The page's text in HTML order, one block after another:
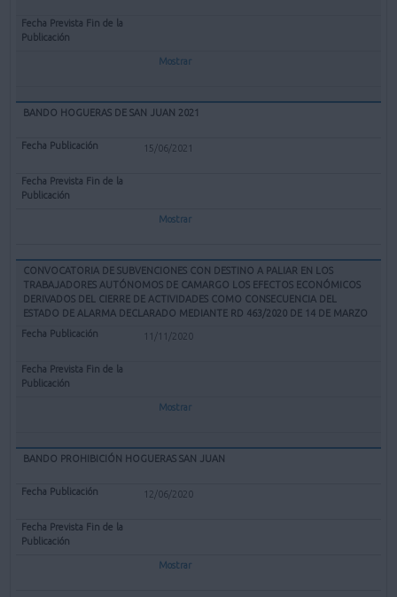
Mostrar
BANDO HOGUERAS DE SAN JUAN 2021
15/06/2021
Mostrar
CONVOCATORIA DE SUBVENCIONES CON DESTINO A PALIAR EN LOS
TRABAJADORES AUTÓNOMOS DE CAMARGO LOS EFECTOS ECONÓMICOS
DERIVADOS DEL CIERRE DE ACTIVIDADES COMO CONSECUENCIA DEL
ESTADO DE ALARMA DECLARADO MEDIANTE RD 463/2020 DE 14 DE MARZO
11/11/2020
Mostrar
BANDO PROHIBICIÓN HOGUERAS SAN JUAN
12/06/2020
Mostrar